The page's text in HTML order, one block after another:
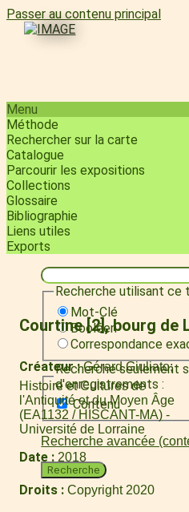
Passer au contenu principal
Menu
Méthode
Rechercher sur la carte
Catalogue
Parcourir les expositions
Collections
Glossaire
Bibliographie
Liens utiles
Exports
Recherche utilisant ce
Mot-Clé
Booléen
Correspondance
Recherche seulement
d'enregistrements :
Contenu
Recherche avancée
Recherche
Courtine [2], bourg de
Créateur
Gérard Giuliato
Histoire et Cultures de
l'Antiquité et du Moyen Âge
(EA1132 / HISCANT-MA) -
Université de Lorraine
Date 2018
Droits Copyright 2020